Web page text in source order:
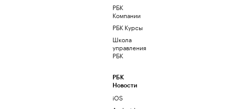
РБК
Компании
РБК Курсы
Школа
управления
РБК
РБК
Новости
iOS